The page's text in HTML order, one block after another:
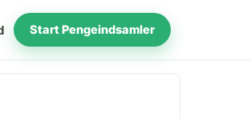
Start Pengeindsamler